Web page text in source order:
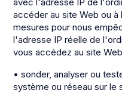
accéder au site Web ou
mesures pour nous
l'adresse IP réelle de
vous accédez au site
• sonder, analyser ou
système ou réseau sur le